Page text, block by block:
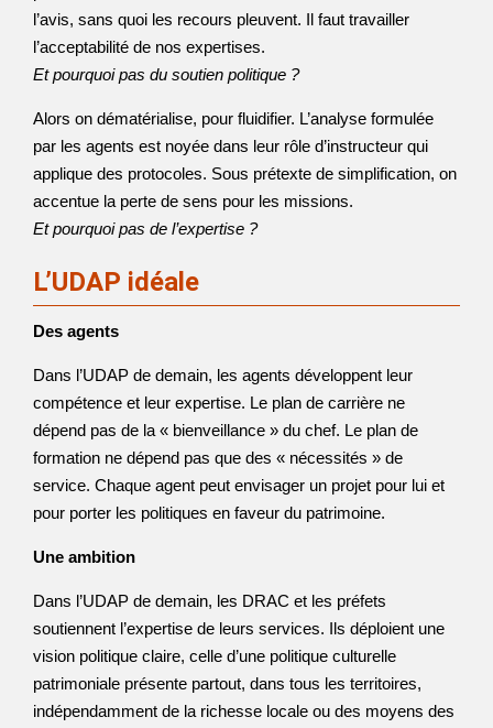
l’avis, sans quoi les recours pleuvent. Il faut travailler
l’acceptabilité de nos expertises.
Et pourquoi pas du soutien politique ?
Alors on dématérialise, pour fluidifier. L’analyse formulée
par les agents est noyée dans leur rôle d’instructeur qui
applique des protocoles. Sous prétexte de simplification, on
accentue la perte de sens pour les missions.
Et pourquoi pas de l’expertise ?
L’UDAP idéale
Des agents
Dans l’UDAP de demain, les agents développent leur
compétence et leur expertise. Le plan de carrière ne
dépend pas de la « bienveillance » du chef. Le plan de
formation ne dépend pas que des « nécessités » de
service. Chaque agent peut envisager un projet pour lui et
pour porter les politiques en faveur du patrimoine.
Une ambition
Dans l’UDAP de demain, les DRAC et les préfets
soutiennent l’expertise de leurs services. Ils déploient une
vision politique claire, celle d’une politique culturelle
patrimoniale présente partout, dans tous les territoires,
indépendamment de la richesse locale ou des moyens des